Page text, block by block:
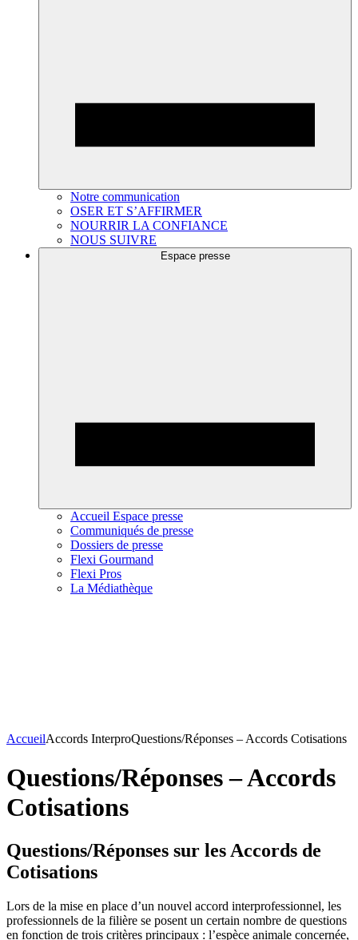
Notre communication
OSER ET S’AFFIRMER
NOURRIR LA CONFIANCE
NOUS SUIVRE
Espace presse
Accueil Espace presse
Communiqués de presse
Dossiers de presse
Flexi Gourmand
Flexi Pros
La Médiathèque
AccueilAccords InterproQuestions/Réponses – Accords Cotisations
Questions/Réponses – Accords
Cotisations
Questions/Réponses sur les Accords de
Cotisations
Lors de la mise en place d’un nouvel accord interprofessionnel, les
professionnels de la filière se posent un certain nombre de questions
en fonction de trois critères principaux : l’espèce animale concernée,